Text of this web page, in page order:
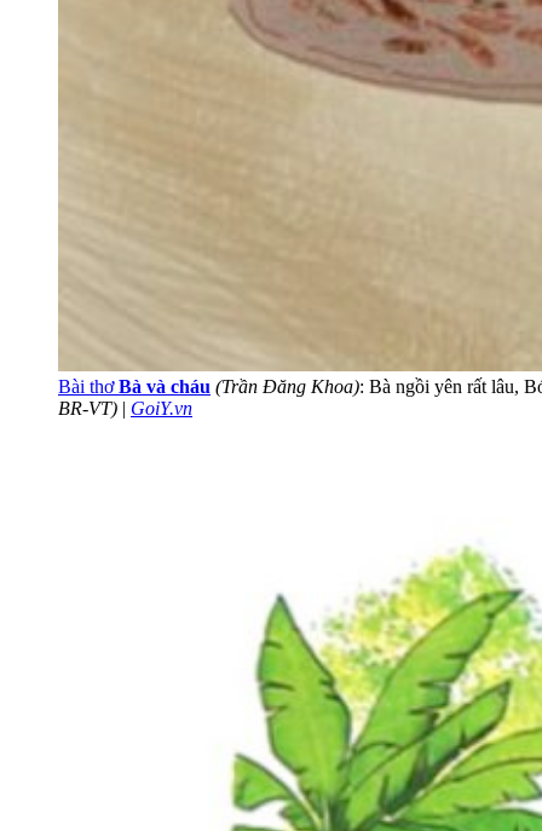
Bài thơBà và cháu (Trần Đăng Khoa): Bà ngồi yên rất lâu,
BR-VT) | GoiY.vn